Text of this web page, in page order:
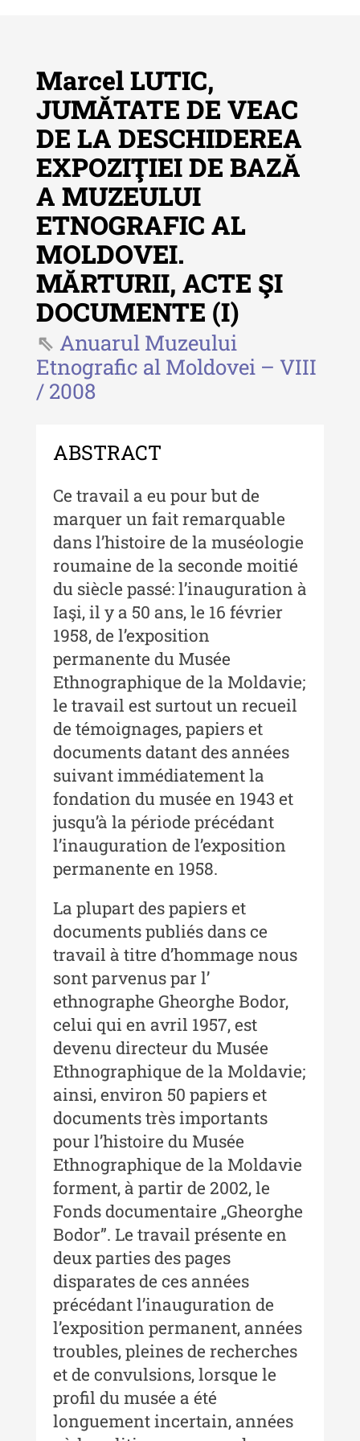
Revista "Cercetări istorice"
Revista "Cercetări istorice" - XLIV
- 2025
Revista "Cercetări istorice" - XLIII
- 2024
Revista "Cercetări istorice" - XLII -
2023
Indexul Complet
Buletinul ”Ioan Neculce” al Muzeului
de Istorie a Moldovei
Muzeului de Istorie a Moldovei -
XXIV / 2018
Buletinul ”Ioan Neculce” al
Muzeului de Istorie a Moldovei -
XXIII / 2017
Buletinul ”Ioan Neculce” al
Muzeului de Istorie a Moldovei -
XXII / 2016
Indexul Complet
Anuarul Muzeului Etnografic al
Moldovei
Anuarul Muzeului Etnografic al
Moldovei - XXII / 2022
Anuarul Muzeului Etnografic al
Moldovei - XXI / 2021
Anuarul Muzeului Etnografic al
Moldovei - XX / 2020
Indexul Complet
Buletinul Muzeului Științei și
Tehnicii ”Ștefan Procopiu”
Buletinul Muzeului Științei și
Tehnicii ”Ștefan Procopiu” - An
XV / Nr. 15 / 2021
Buletinul Muzeului Științei și
Tehnicii ”Ștefan Procopiu” - An
XIV / Nr. 14 / 2020
Buletinul Muzeului Științei și
Tehnicii ”Ștefan Procopiu” - An
XII / Nr. 13 / 2019
Indexul Complet
Buletinul Centrului de Cercetare și
Conservare-Restaurare a
Patrimoniului
Buletinul Centrului de Cercetare
și Conservare-Restaurare a
Patrimoniului - 2021
Buletinul Centrului de Cercetare
și Conservare-Restaurare a
Patrimoniului - 2020
Buletinul Centrului de Cercetare
Marcel LUTIC,
JUMĂTATE DE VEAC
DE LA DESCHIDEREA
EXPOZIŢIEI DE BAZĂ
A MUZEULUI
ETNOGRAFIC AL
MOLDOVEI.
MĂRTURII, ACTE ŞI
DOCUMENTE (I)
Anuarul Muzeului
Etnografic al Moldovei – VIII
/ 2008
ABSTRACT
Ce travail a eu pour but de
marquer un fait remarquable
dans l’histoire de la muséologie
roumaine de la seconde moitié
du siècle passé: l’inauguration à
Iaşi, il y a 50 ans, le 16 février
1958, de l’exposition
permanente du Musée
Ethnographique de la Moldavie;
le travail est surtout un recueil
de témoignages, papiers et
documents datant des années
suivant immédiatement la
fondation du musée en 1943 et
jusqu’à la période précédant
l’inauguration de l’exposition
permanente en 1958.
La plupart des papiers et
documents publiés dans ce
travail à titre d’hommage nous
sont parvenus par l’
ethnographe Gheorghe Bodor,
celui qui en avril 1957, est
devenu directeur du Musée
Ethnographique de la Moldavie;
ainsi, environ 50 papiers et
documents très importants
pour l’histoire du Musée
Ethnographique de la Moldavie
forment, à partir de 2002, le
Fonds documentaire „Gheorghe
Bodor”. Le travail présente en
deux parties des pages
disparates de ces années
précédant l’inauguration de
l’exposition permanent, années
troubles, pleines de recherches
et de convulsions, lorsque le
profil du musée a été
longuement incertain, années